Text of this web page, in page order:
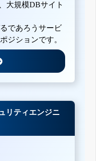
大規模DBサイト
であろうサービ
ジションです。
リティエンジニ